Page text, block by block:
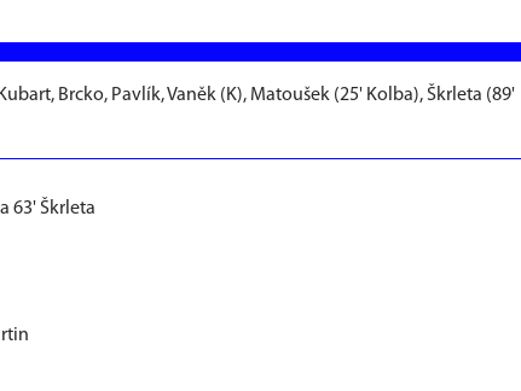
Brcko, Pavlík, Vaněk (K), Matoušek (25' Kolba), Škrleta (89'
63' Škrleta